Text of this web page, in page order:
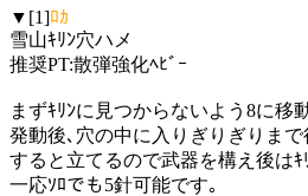
▼[1]ﾛｶ
雪山ｷﾘﾝ穴ハメ
推奨PT:散弾強化ﾍﾋﾞｰ
まずｷﾘﾝに見つからないよう8に移
発動後､穴の中に入りぎりぎりま
すると立てるので武器を構え後は
一応ｿﾛでも5針可能です｡